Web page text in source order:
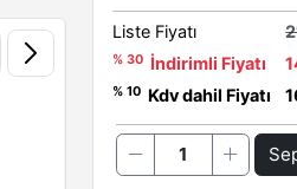
Liste Fiyatı
% 30 İndirimli Fiyatı
% 10 Kdv dahil Fiyatı